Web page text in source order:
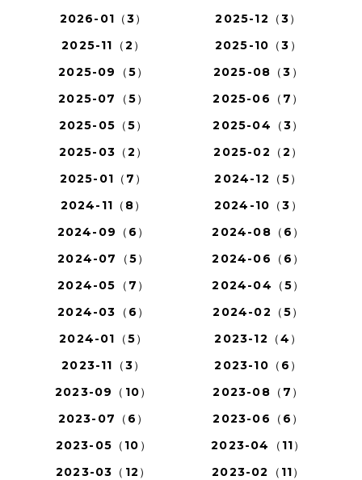
2026-01（3）
2025-12（3）
2025-11（2）
2025-10（3）
2025-09（5）
2025-08（3）
2025-07（5）
2025-06（7）
2025-05（5）
2025-04（3）
2025-03（2）
2025-02（2）
2025-01（7）
2024-12（5）
2024-11（8）
2024-10（3）
2024-09（6）
2024-08（6）
2024-07（5）
2024-06（6）
2024-05（7）
2024-04（5）
2024-03（6）
2024-02（5）
2024-01（5）
2023-12（4）
2023-11（3）
2023-10（6）
2023-09（10）
2023-08（7）
2023-07（6）
2023-06（6）
2023-05（10）
2023-04（11）
2023-03（12）
2023-02（11）